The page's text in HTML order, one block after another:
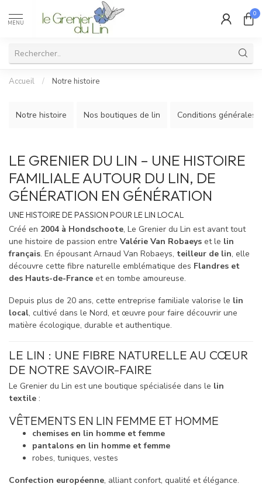
MENU
0
Accueil / Notre histoire
Notre histoire Nos boutiques de lin Conditions générales
LE GRENIER DU LIN – UNE HISTOIRE
FAMILIALE AUTOUR DU LIN, DE
GÉNÉRATION EN GÉNÉRATION
UNE HISTOIRE DE PASSION POUR LE LIN LOCAL
Créé en 2004 à Hondschoote, Le Grenier du Lin est avant tout
une histoire de passion entre Valérie Van Robaeys et le lin
français. En épousant Arnaud Van Robaeys, teilleur de lin, elle
découvre cette fibre naturelle emblématique des Flandres et
des Hauts-de-France et en tombe amoureuse.
Depuis plus de 20 ans, cette entreprise familiale valorise le lin
local, cultivé dans le Nord, et œuvre pour faire découvrir une
matière écologique, durable et authentique.
LE LIN : UNE FIBRE NATURELLE AU CŒUR
DE NOTRE SAVOIR-FAIRE
Le Grenier du Lin est une boutique spécialisée dans le lin
textile :
VÊTEMENTS EN LIN FEMME ET HOMME
chemises en lin homme et femme
pantalons en lin homme et femme
robes, tuniques, vestes
Confection européenne, alliant confort, qualité et élégance.